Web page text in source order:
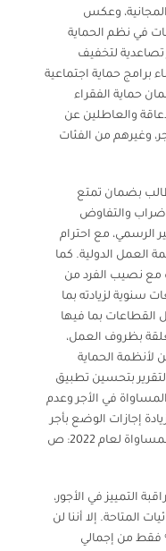
وعكس
في نظم الحماية
تصاعدية لتخفيف
برامج حماية اجتماعية
حماية الفقراء
والعاطلين عن
وغيرهم من الفئات
بضمان تمتع
والتفاوض
الرسمي، مع احترام
العمل الدولية. كما
مع نصيب الفرد من
سنوية لزيادته بما
بما فيها
بظروف العمل،
لأنظمة الحماية
بتحسين تطبيق
في الأجر وعدم
إجازات الوضع بأجر
كامل (مؤشر الالتزام بالحد من انعدام المساواة لعام 2022: ص
التمييز في الأجور،
المتاحة. إلا أننا لن
ذلك سوى جزئيًا في حدود 37% فقط من إجمالي